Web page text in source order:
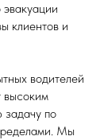
клиентов и
водителей
высоким
по
Мы